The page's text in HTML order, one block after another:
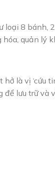
loại 8 bánh,
quản lý
là vị ‘cứu
để lưu trữ và